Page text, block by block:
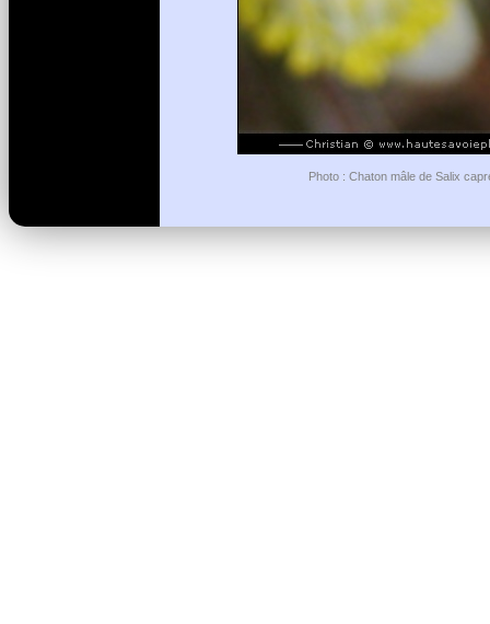
Photo : Chaton mâle de Salix